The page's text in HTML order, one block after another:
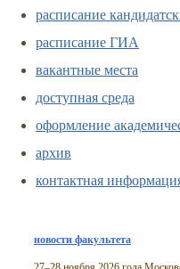
расписание
расписание ГИА
вакантные места
доступная среда
оформление
архив
контактная
новости факультета